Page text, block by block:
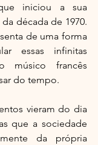
iniciou a sua
década de 1970.
de uma forma
essas infinitas
músico francês
do tempo.
vieram do dia
que a sociedade
da própria